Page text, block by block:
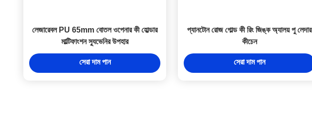
লেজারেবল PU 65mm বোতল ওপেনার কী হোল্ডার
মাল্টিফাংশন স্যুভেনির উপহার
সেরা দাম পান
প্যানটোন রোজ গোল্ড কী রিং জিঙ্ক অ্যালয় পু লেদার
কীচেন
সেরা দাম পান